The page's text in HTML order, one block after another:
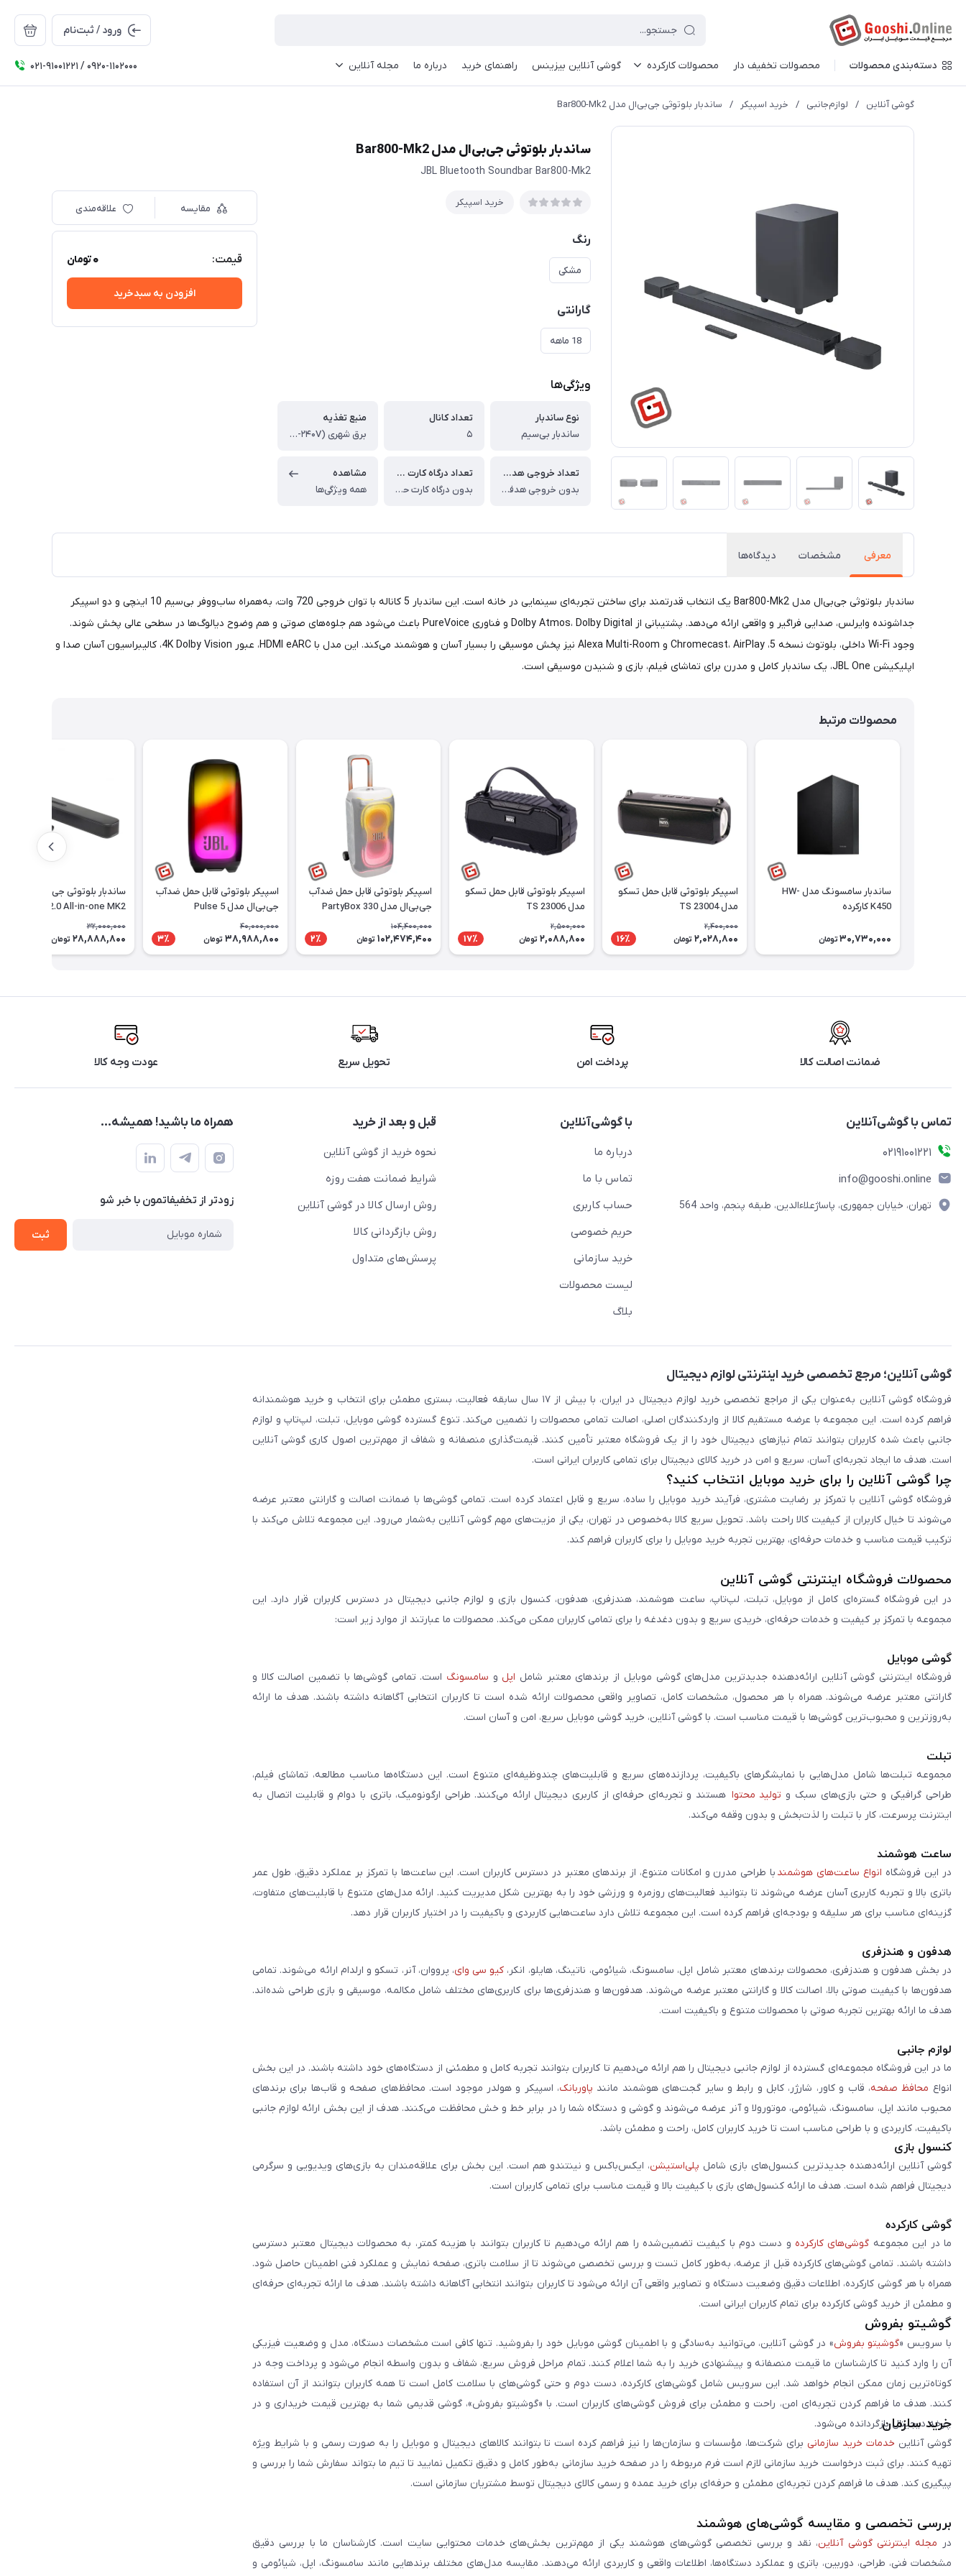
ورود / ثبت‌نام
دسته‌بندی محصولات محصولات تخفیف دار محصولات کارکرده گوشی آنلاین بیزینس راهنمای خرید درباره ما مجله آنلاین ۰۲۱-91001221 / 0920-1102000
گوشی آنلاین / لوازم‌جانبی / خرید اسپیکر / ساندبار بلوتوثی جی‌بی‌ال مدل Bar800-Mk2
ساندبار بلوتوثی جی‌بی‌ال مدل Bar800-Mk2
JBL Bluetooth Soundbar Bar800-Mk2
خرید اسپیکر
رنگ
مشکی
گارانتی
18 ماهه
ویژگی‌ها
نوع ساندبار
ساندبار بی‌سیم
تعداد کانال
۵
منبع تغذیه
برق شهری (۱۱۰V-۲۴۰V)
تعداد خروجی هدفون
بدون خروجی هدفون
تعداد درگاه کارت حافظه
بدون درگاه کارت حافظه
مشاهده
همه ویژگی‌ها
مقایسه علاقه‌مندی
قیمت: 0تومان
افزودن به سبدخرید
معرفی مشخصات دیدگاه‌ها
ساندبار بلوتوثی جی‌بی‌ال مدل Bar800-Mk2 یک انتخاب قدرتمند برای ساختن تجربه‌ای سینمایی در خانه است. این ساندبار 5 کاناله با توان خروجی 720 وات، به‌همراه ساب‌ووفر بی‌سیم 10 اینچی و دو اسپیکر
جداشونده وایرلس، صدایی فراگیر و واقعی ارائه می‌دهد. پشتیبانی از Dolby Atmos، Dolby Digital و فناوری PureVoice باعث می‌شود هم جلوه‌های صوتی و هم وضوح دیالوگ‌ها در سطحی عالی پخش شوند.
وجود Wi-Fi داخلی، بلوتوث نسخه 5، Chromecast، AirPlay و Alexa Multi-Room نیز پخش موسیقی را بسیار آسان و هوشمند می‌کند. این مدل با HDMI eARC، عبور 4K Dolby Vision، کالیبراسیون آسان صدا و
اپلیکیشن JBL One، یک ساندبار کامل و مدرن برای تماشای فیلم، بازی و شنیدن موسیقی است.
محصولات مرتبط
ساندبار سامسونگ مدل HW-
K450 کارکرده
30,730,000 تومان
اسپیکر بلوتوثی قابل حمل تسکو
مدل TS 23004
2,400,000
2,028,800 تومان 16٪
اسپیکر بلوتوثی قابل حمل تسکو
مدل TS 23006
2,500,000
2,088,800 تومان 17٪
اسپیکر بلوتوثی قابل حمل ضدآب
جی‌بی‌ال مدل PartyBox 330
104,400,000
102,474,400 تومان 2٪
اسپیکر بلوتوثی قابل حمل ضدآب
جی‌بی‌ال مدل Pulse 5
40,000,000
38,988,800 تومان 3٪
ساندبار بلوتوثی جی‌بی‌ال مدل
Bar 2.0 All-in-one MK2
32,000,000
28,888,800 تومان
ضمانت اصالت کالا پرداخت امن تحویل سریع عودت وجه کالا
تماس با گوشی‌آنلاین
۰۲۱91001221
info@gooshi.online
تهران، خیابان جمهوری، پاساژعلاءالدین، طبقه پنجم، واحد 564
با گوشی‌آنلاین
درباره ما
تماس با ما
حساب کاربری
حریم خصوصی
خرید سازمانی
لیست محصولات
بلاگ
قبل و بعد از خرید
نحوه خرید از گوشی آنلاین
شرایط ضمانت هفت روزه
روش ارسال کالا در گوشی آنلاین
روش بازگردانی کالا
پرسش‌های متداول
همراه ما باشید! همیشه...
زودتر از تخفیفاتمون با خبر شو
ثبت
گوشی آنلاین؛ مرجع تخصصی خرید اینترنتی لوازم دیجیتال
فروشگاه گوشی آنلاین به‌عنوان یکی از مراجع تخصصی خرید لوازم دیجیتال در ایران، با بیش از ۱۷ سال سابقه فعالیت، بستری مطمئن برای انتخاب و خرید هوشمندانه
فراهم کرده است. این مجموعه با عرضه مستقیم کالا از واردکنندگان اصلی، اصالت تمامی محصولات را تضمین می‌کند. تنوع گسترده گوشی موبایل، تبلت، لپ‌تاپ و لوازم
جانبی باعث شده کاربران بتوانند تمام نیازهای دیجیتال خود را از یک فروشگاه معتبر تأمین کنند. قیمت‌گذاری منصفانه و شفاف از مهم‌ترین اصول کاری گوشی آنلاین
است. هدف ما ایجاد تجربه‌ای آسان، سریع و امن در خرید کالای دیجیتال برای تمامی کاربران ایرانی است.
چرا گوشی آنلاین را برای خرید موبایل انتخاب کنید؟
فروشگاه گوشی آنلاین با تمرکز بر رضایت مشتری، فرآیند خرید موبایل را ساده، سریع و قابل اعتماد کرده است. تمامی گوشی‌ها با ضمانت اصالت و گارانتی معتبر عرضه
می‌شوند تا خیال کاربران از کیفیت کالا راحت باشد. تحویل سریع کالا به‌خصوص در تهران، یکی از مزیت‌های مهم گوشی آنلاین به‌شمار می‌رود. این مجموعه تلاش می‌کند با
ترکیب قیمت مناسب و خدمات حرفه‌ای، بهترین تجربه خرید موبایل را برای کاربران فراهم کند.
محصولات فروشگاه اینترنتی گوشی آنلاین
در این فروشگاه گستره‌ای کامل از موبایل، تبلت، لپ‌تاپ، ساعت هوشمند، هندزفری، هدفون، کنسول بازی و لوازم جانبی دیجیتال در دسترس کاربران قرار دارد. این
مجموعه با تمرکز بر کیفیت و خدمات حرفه‌ای، خریدی سریع و بدون دغدغه را برای تمامی کاربران ممکن می‌کند. محصولات ما عبارتند از موارد زیر است:
گوشی موبایل
فروشگاه اینترنتی گوشی آنلاین ارائه‌دهنده جدیدترین مدل‌های گوشی موبایل از برندهای معتبر شامل اپل و سامسونگ است. تمامی گوشی‌ها با تضمین اصالت کالا و
گارانتی معتبر عرضه می‌شوند. همراه با هر محصول، مشخصات کامل، تصاویر واقعی محصولات ارائه شده است تا کاربران انتخابی آگاهانه داشته باشند. هدف ما ارائه
به‌روزترین و محبوب‌ترین گوشی‌ها با قیمت مناسب است. با گوشی آنلاین، خرید گوشی موبایل سریع، امن و آسان است.
تبلت
مجموعه تبلت‌ها شامل مدل‌هایی با نمایشگرهای باکیفیت، پردازنده‌های سریع و قابلیت‌های چندوظیفه‌ای متنوع است. این دستگاه‌ها مناسب مطالعه، تماشای فیلم،
طراحی گرافیکی و حتی بازی‌های سبک و تولید محتوا هستند و تجربه‌ای حرفه‌ای از کاربری دیجیتال ارائه می‌کنند. طراحی ارگونومیک، باتری با دوام و قابلیت اتصال به
اینترنت پرسرعت، کار با تبلت را لذت‌بخش و بدون وقفه می‌کند.
ساعت هوشمند
در این فروشگاه انواع ساعت‌های هوشمند با طراحی مدرن و امکانات متنوع، از برندهای معتبر در دسترس کاربران است. این ساعت‌ها با تمرکز بر عملکرد دقیق، طول عمر
باتری بالا و تجربه کاربری آسان عرضه می‌شوند تا بتوانید فعالیت‌های روزمره و ورزشی خود را به بهترین شکل مدیریت کنید. ارائه مدل‌های متنوع با قابلیت‌های متفاوت،
گزینه‌ای مناسب برای هر سلیقه و بودجه‌ای فراهم کرده است. این مجموعه تلاش دارد ساعت‌هایی کاربردی و باکیفیت را در اختیار کاربران قرار دهد.
هدفون و هندزفری
در بخش هدفون و هندزفری، محصولات برندهای معتبر شامل اپل، سامسونگ، شیائومی، ناتینگ، هایلو، انکر، کیو سی وای، پرووان، آنر، تسکو و ارلدام ارائه می‌شوند. تمامی
هدفون‌ها با کیفیت صوتی بالا، اصالت کالا و گارانتی معتبر عرضه می‌شوند. هدفون‌ها و هندزفری‌ها برای کاربری‌های مختلف شامل مکالمه، موسیقی و بازی طراحی شده‌اند.
هدف ما ارائه بهترین تجربه صوتی با محصولات متنوع و باکیفیت است.
لوازم جانبی
ما در این فروشگاه مجموعه‌ای گسترده از لوازم جانبی دیجیتال را هم ارائه می‌دهیم تا کاربران بتوانند تجربه کامل و مطمئنی از دستگاه‌های خود داشته باشند. در این بخش
انواع محافظ صفحه، قاب و کاور، شارژر، کابل و رابط و سایر گجت‌های هوشمند مانند پاوربانک، اسپیکر و هولدر موجود است. محافظ‌های صفحه و قاب‌ها برای برندهای
محبوب مانند اپل، سامسونگ، شیائومی، موتورولا و آنر عرضه می‌شوند و گوشی و دستگاه شما را در برابر خط و خش محافظت می‌کنند. هدف از این بخش ارائه لوازم جانبی
باکیفیت، کاربردی و با طراحی مناسب است تا خرید کاربران کامل، راحت و مطمئن باشد.
کنسول بازی
گوشی آنلاین ارائه‌دهنده جدیدترین کنسول‌های بازی شامل پلی‌استیشن، ایکس‌باکس و نینتندو هم است. این بخش برای علاقه‌مندان به بازی‌های ویدیویی و سرگرمی
دیجیتال فراهم شده است. هدف ما ارائه کنسول‌های بازی با کیفیت بالا و قیمت مناسب برای تمامی کاربران است.
گوشی کارکرده
ما در این مجموعه گوشی‌های کارکرده و دست دوم با کیفیت تضمین‌شده را هم ارائه می‌دهیم تا کاربران بتوانند با هزینه کمتر، به محصولات دیجیتال معتبر دسترسی
داشته باشند. تمامی گوشی‌های کارکرده قبل از عرضه، به‌طور کامل تست و بررسی تخصصی می‌شوند تا از سلامت باتری، صفحه نمایش و عملکرد فنی اطمینان حاصل شود.
همراه با هر گوشی کارکرده، اطلاعات دقیق وضعیت دستگاه و تصاویر واقعی آن ارائه می‌شود تا کاربران بتوانند انتخابی آگاهانه داشته باشند. هدف ما ارائه تجربه‌ای حرفه‌ای
و مطمئن از خرید گوشی کارکرده برای تمام کاربران ایرانی است.
گوشیتو بفروش
با سرویس «گوشیتو بفروش» در گوشی آنلاین، می‌توانید به‌سادگی و با اطمینان گوشی موبایل خود را بفروشید. تنها کافی است مشخصات دستگاه، مدل و وضعیت فیزیکی
آن را وارد کنید تا کارشناسان ما قیمت منصفانه و پیشنهادی خرید را به شما اعلام کنند. تمام مراحل فروش سریع، شفاف و بدون واسطه انجام می‌شود و پرداخت وجه در
کوتاه‌ترین زمان ممکن انجام خواهد شد. این سرویس شامل گوشی‌های کارکرده، دست دوم و حتی گوشی‌های با سلامت کامل است تا همه کاربران بتوانند از آن استفاده
کنند. هدف ما فراهم کردن تجربه‌ای امن، راحت و مطمئن برای فروش گوشی‌های کاربران است. با «گوشیتو بفروش»، گوشی قدیمی شما به بهترین قیمت خریداری و در
چرخه دیجیتال بازگردانده می‌شود.
خرید سازمان
گوشی آنلاین خدمات خرید سازمانی برای شرکت‌ها، مؤسسات و سازمان‌ها را نیز فراهم کرده است تا بتوانند کالاهای دیجیتال و موبایل را به صورت رسمی و با شرایط ویژه
تهیه کنند. برای ثبت درخواست خرید سازمانی لازم است فرم مربوطه را در صفحه خرید سازمانی به‌طور کامل و دقیق تکمیل نمایید تا تیم ما بتواند سفارش شما را بررسی و
پیگیری کند. هدف ما فراهم کردن تجربه‌ای مطمئن و حرفه‌ای برای خرید عمده و رسمی کالای دیجیتال توسط مشتریان سازمانی است.
بررسی تخصصی و مقایسه گوشی‌های هوشمند
در مجله اینترنتی گوشی آنلاین، نقد و بررسی تخصصی گوشی‌های هوشمند یکی از مهم‌ترین بخش‌های خدمات محتوایی سایت است. کارشناسان ما با بررسی دقیق
مشخصات فنی، طراحی، دوربین، باتری و عملکرد دستگاه‌ها، اطلاعات واقعی و کاربردی ارائه می‌دهند. مقایسه مدل‌های مختلف برندهایی مانند سامسونگ، اپل، شیائومی و